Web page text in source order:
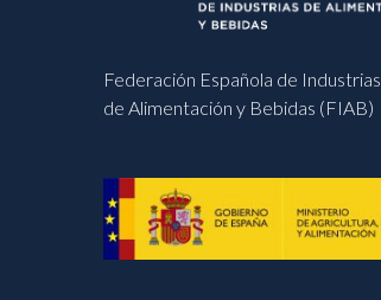
Federación Española de Industrias
de Alimentación y Bebidas (FIAB)